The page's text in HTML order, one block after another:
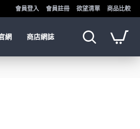
會員登入 會員註冊 欲望清單 商品比較
網 商店網誌